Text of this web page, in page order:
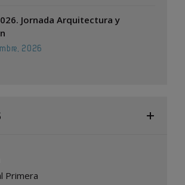
Jornada Arquitectura y
2026
Primera